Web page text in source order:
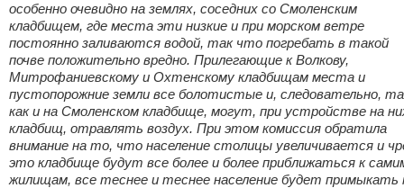
особенно очевидно на землях, соседних со Смоленским
кладбищем, где места эти низкие и при морском ветре
постоянно заливаются водой, так что погребать в такой
почве положительно вредно. Прилегающие к Волкову,
Митрофаниевскому и Охтенскому кладбищам места и
пустопорожние земли все болотистые и, следовательно,
как и на Смоленском кладбище, могут, при устройстве на
кладбищ, отравлять воздух. При этом комиссия обратила
внимание на то, что население столицы увеличивается и
это кладбище будут все более и более приближаться к
жилищам, все теснее и теснее население будет примыкать